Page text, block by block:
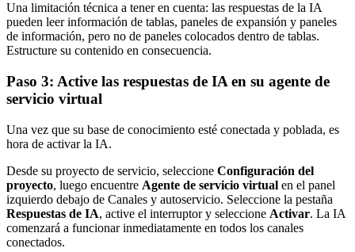
Una limitación técnica a tener en cuenta: las respuestas de la IA
pueden leer información de tablas, paneles de expansión y paneles
de información, pero no de paneles colocados dentro de tablas.
Estructure su contenido en consecuencia.
Paso 3: Active las respuestas de IA en su agente de
servicio virtual
Una vez que su base de conocimiento esté conectada y poblada, es
hora de activar la IA.
Desde su proyecto de servicio, seleccione Configuración del
proyecto, luego encuentre Agente de servicio virtual en el panel
izquierdo debajo de Canales y autoservicio. Seleccione la pestaña
Respuestas de IA, active el interruptor y seleccione Activar. La IA
comenzará a funcionar inmediatamente en todos los canales
conectados.